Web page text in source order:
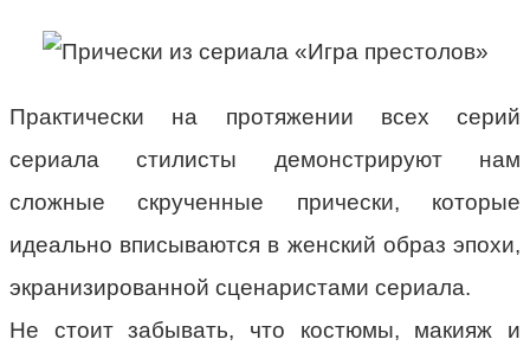
Практически на протяжении всех серий
сериала стилисты демонстрируют нам
сложные скрученные прически, которые
идеально вписываются в женский образ эпохи,
экранизированной сценаристами сериала.
Не стоит забывать, что костюмы, макияж и